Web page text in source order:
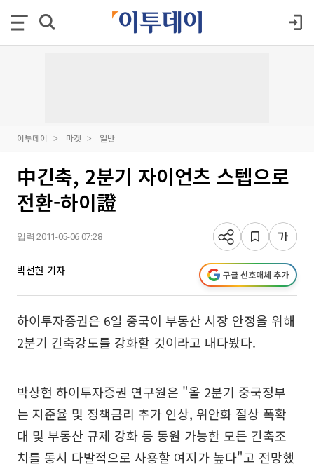
이투데이 마켓 일반
中긴축, 2분기 자이언츠 스텝으로
전환-하이證
입력 2011-05-06 07:28
박선현 기자 구글 선호매체 추가
하이투자증권은 6일 중국이 부동산 시장 안정을 위해
2분기 긴축강도를 강화할 것이라고 내다봤다.
박상현 하이투자증권 연구원은 "올 2분기 중국정부
는 지준율 및 정책금리 추가 인상, 위안화 절상 폭확
대 및 부동산 규제 강화 등 동원 가능한 모든 긴축조
치를 동시 다발적으로 사용할 여지가 높다"고 전망했